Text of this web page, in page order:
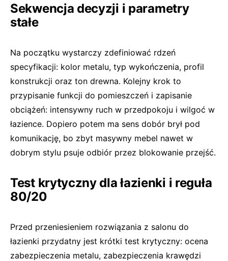
Sekwencja decyzji i parametry
stałe
Na początku wystarczy zdefiniować rdzeń
specyfikacji: kolor metalu, typ wykończenia, profil
konstrukcji oraz ton drewna. Kolejny krok to
przypisanie funkcji do pomieszczeń i zapisanie
obciążeń: intensywny ruch w przedpokoju i wilgoć w
łazience. Dopiero potem ma sens dobór brył pod
komunikację, bo zbyt masywny mebel nawet w
dobrym stylu psuje odbiór przez blokowanie przejść.
Test krytyczny dla łazienki i reguła
80/20
Przed przeniesieniem rozwiązania z salonu do
łazienki przydatny jest krótki test krytyczny: ocena
zabezpieczenia metalu, zabezpieczenia krawędzi